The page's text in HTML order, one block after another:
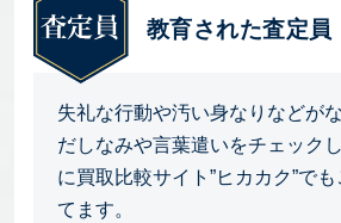
教育された査定員
失礼な行動や汚い身なりなどが
だしなみや言葉遣いをチェック
に買取比較サイト”ヒカカク”で
てます。